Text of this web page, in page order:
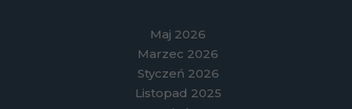
Maj 2026
Marzec 2026
Styczeń 2026
Listopad 2025